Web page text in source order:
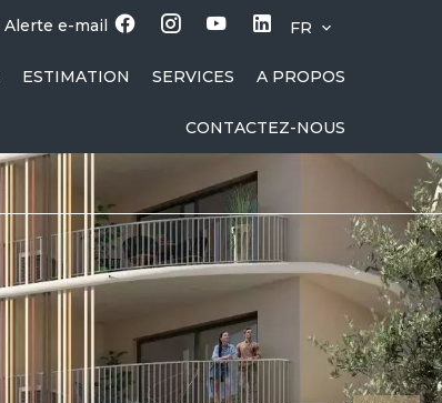
Alerte e-mail FR
ESTIMATION SERVICES A PROPOS
CONTACTEZ-NOUS